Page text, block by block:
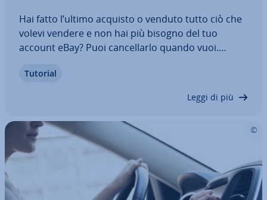
Hai fatto l’ultimo acquisto o venduto tutto ciò che
volevi vendere e non hai più bisogno del tuo
account eBay? Puoi can­cel­lar­lo quando vuoi.
siano pagamenti in sospeso, che non vi siano
Tutorial
Leggi di più